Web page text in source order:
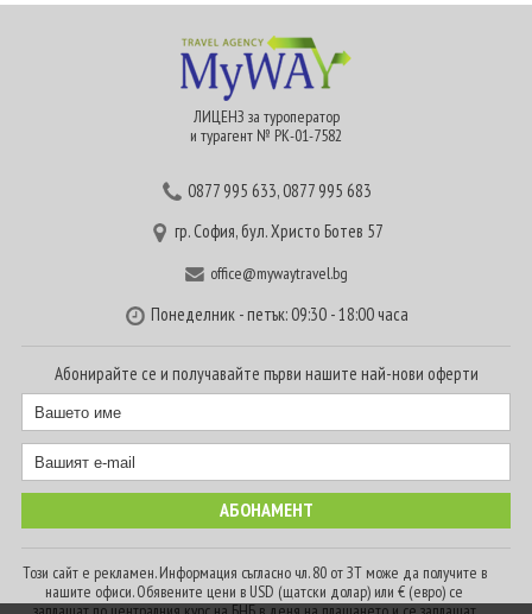
ЛИЦЕНЗ за туроператор
и турагент № РК-01-7582
0877 995 633,0877 995 683
гр. София, бул. Христо Ботев 57
office@mywaytravel.bg
Понеделник - петък: 09:30 - 18:00 часа
Абонирайте се и получавайте първи нашите най-нови оферти
Този сайт е рекламен. Информация съгласно чл. 80 от ЗТ може да получите в
нашите офиси. Обявените цени в USD (щатски долар) или € (евро) се